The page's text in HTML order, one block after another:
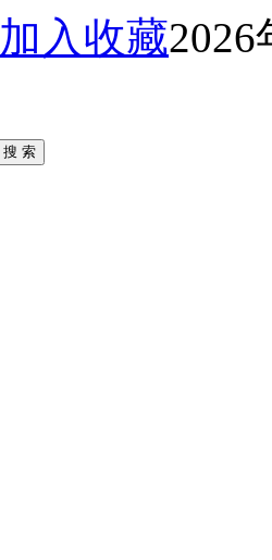
加入收藏
搜 索